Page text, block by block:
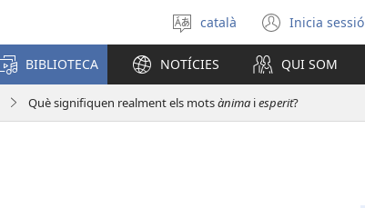
Selecciona
un
idioma
català Inicia sessió
(obre
una
finestra
nova)
BIBLIOTECA NOTÍCIES QUI SOM
Què signifiquen realment els motsànima iesperit?